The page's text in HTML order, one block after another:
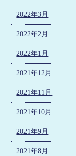
2022年3月
2022年2月
2022年1月
2021年12月
2021年11月
2021年10月
2021年9月
2021年8月